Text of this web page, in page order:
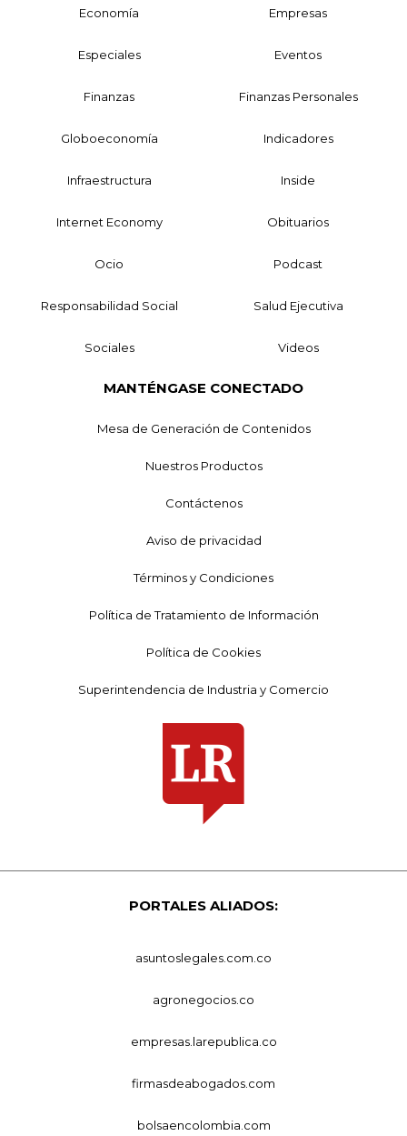
Economía Empresas
Especiales Eventos
Finanzas Finanzas Personales
Globoeconomía Indicadores
Infraestructura Inside
Internet Economy Obituarios
Ocio Podcast
Responsabilidad Social Salud Ejecutiva
Sociales Videos
MANTÉNGASE CONECTADO
Mesa de Generación de Contenidos
Nuestros Productos
Contáctenos
Aviso de privacidad
Términos y Condiciones
Política de Tratamiento de Información
Política de Cookies
Superintendencia de Industria y Comercio
PORTALES ALIADOS:
asuntoslegales.com.co
agronegocios.co
empresas.larepublica.co
firmasdeabogados.com
bolsaencolombia.com